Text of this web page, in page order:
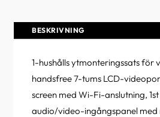
BESKRIVNING
1-hushålls ytmonteringssats för
handsfree 7-tums LCD-
screen med Wi-Fi-anslutning,
audio/video-ingångspanel med